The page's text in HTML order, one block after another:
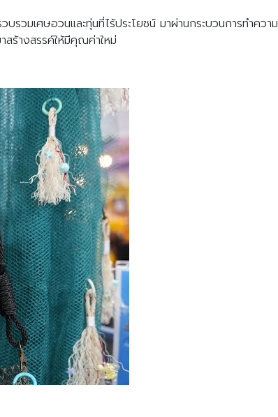
วมเศษอวนและทุ่นที่ไร้ประโยชน์ มาผ่านกระบวนการทำความ
สร้างสรรค์ให้มีคุณค่าใหม่